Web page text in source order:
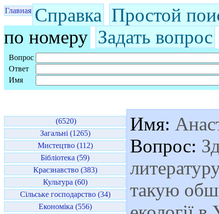
Главная Справка Простой
по номеру Задать вопрос
Вопрос
Ответ
Имя
(6520)
Загальні (1265)
Мистецтво (112)
Бібліотека (59)
Краєзнавство (383)
Культура (60)
Сільське господарство (34)
Економіка (556)
Имя:
Вопрос:
такую